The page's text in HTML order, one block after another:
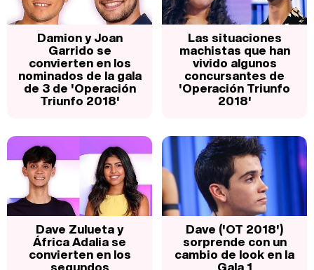
Damion y Joan
Garrido se
convierten en los
nominados de la gala
de 3 de 'Operación
Triunfo 2018'
Las situaciones
machistas que han
vivido algunos
concursantes de
'Operación Triunfo
2018'
Dave Zulueta y
África Adalia se
convierten en los
Dave ('OT 2018')
sorprende con un
cambio de look en la